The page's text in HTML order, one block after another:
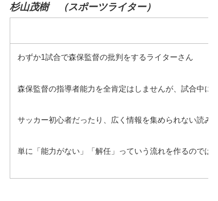
杉山茂樹 （スポーツライター）
わずか1試合で森保監督の批判をするライターさん
森保監督の指導者能力を全肯定はしませんが、試合中
サッカー初心者だったり、広く情報を集められない読
単に「能力がない」「解任」っていう流れを作るので